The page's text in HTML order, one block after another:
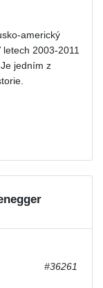
americký
2003-2011
jedním z
#36261